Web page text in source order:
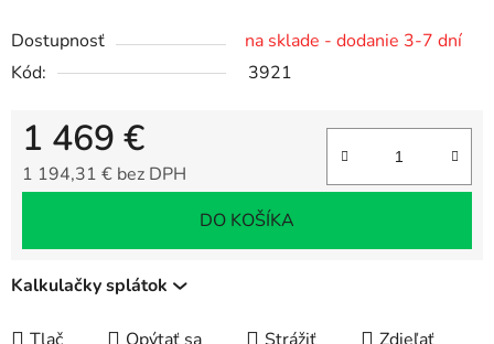
Dostupnosť
na sklade - dodanie 3-7 dní
Kód:
3921
1 469 €
1 194,31 € bez DPH
DO KOŠÍKA
Kalkulačky splátok